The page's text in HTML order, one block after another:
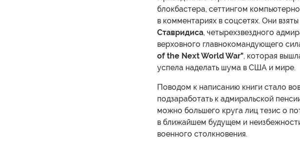
блокбастера, сеттингом
в комментариях в соцсетях. Они
Ставридиса, четырехзвездного
верховного главнокомандующего
of the Next World War", которая
успела наделать шума в США и мире.
Поводом к написанию книги стало
подзаработать к адмиральской
можно большего круга лиц тезис о
в ближайшем будущем и
военного столкновения.